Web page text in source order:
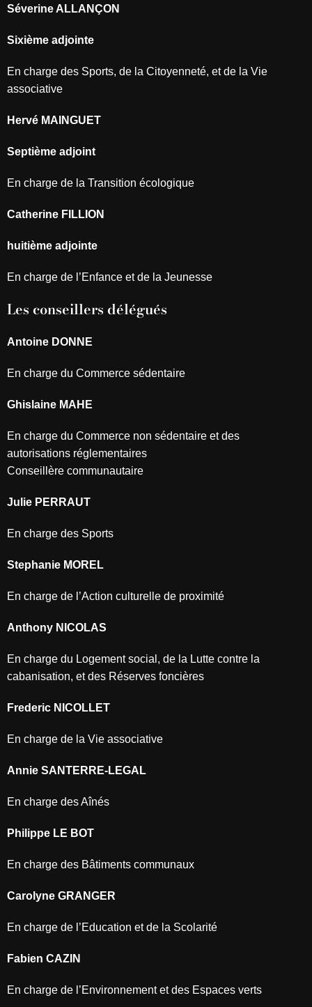
Séverine ALLANÇON
Sixième adjointe
En charge des Sports, de la Citoyenneté, et de la Vie
associative
Hervé MAINGUET
Septième adjoint
En charge de la Transition écologique
Catherine FILLION
huitième adjointe
En charge de l’Enfance et de la Jeunesse
Les conseillers délégués
Antoine DONNE
En charge du Commerce sédentaire
Ghislaine MAHE
En charge du Commerce non sédentaire et des
autorisations réglementaires
Conseillère communautaire
Julie PERRAUT
En charge des Sports
Stephanie MOREL
En charge de l’Action culturelle de proximité
Anthony NICOLAS
En charge du Logement social, de la Lutte contre la
cabanisation, et des Réserves foncières
Frederic NICOLLET
En charge de la Vie associative
Annie SANTERRE-LEGAL
En charge des Aînés
Philippe LE BOT
En charge des Bâtiments communaux
Carolyne GRANGER
En charge de l’Education et de la Scolarité
Fabien CAZIN
En charge de l’Environnement et des Espaces verts